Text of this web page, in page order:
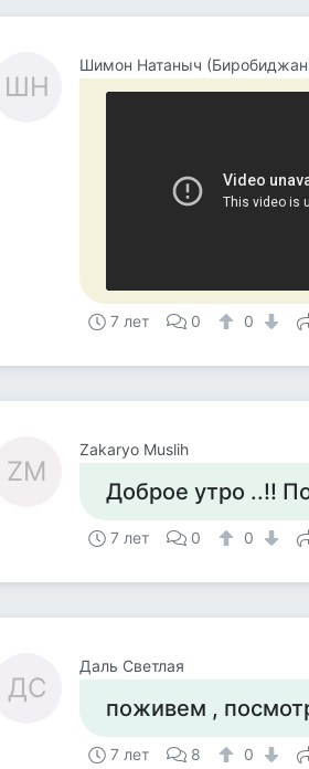
ШН
Шимон Натаныч
7 лет 0 0
ZM
Zakaryo Muslih
Доброе утро ..!!
7 лет 0 0
ДС
Даль Светлая
поживем ,
7 лет 8 0